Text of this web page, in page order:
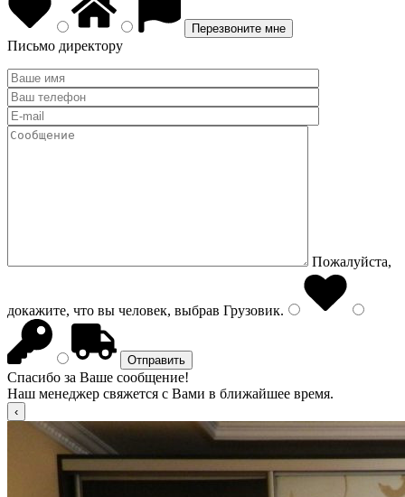
Письмо директору
Пожалуйста,
докажите, что вы человек, выбрав Грузовик.
Спасибо за Ваше сообщение!
Наш менеджер свяжется с Вами в ближайшее время.